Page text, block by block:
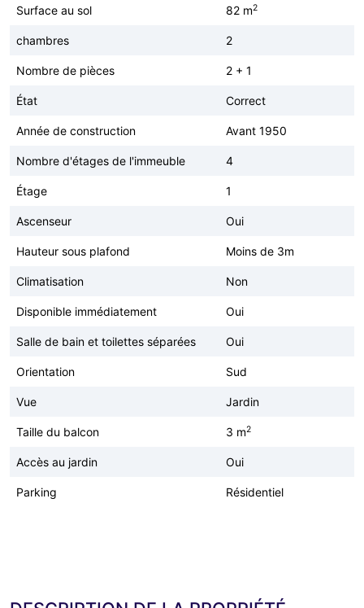
Surface au sol 82 m2
chambres 2
Nombre de pièces 2 + 1
État Correct
Année de construction Avant 1950
Nombre d'étages de l'immeuble 4
Étage 1
Ascenseur Oui
Hauteur sous plafond Moins de 3m
Climatisation Non
Disponible immédiatement Oui
Salle de bain et toilettes séparées Oui
Orientation Sud
Vue Jardin
Taille du balcon 3 m2
Accès au jardin Oui
Parking Résidentiel